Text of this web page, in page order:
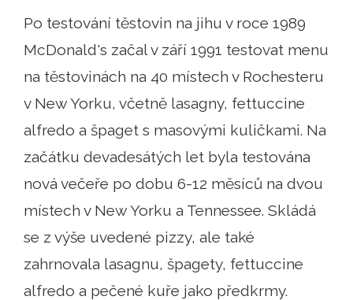
Po testování těstovin na jihu v roce 1989
McDonald's začal v září 1991 testovat menu
na těstovinách na 40 místech v Rochesteru
v New Yorku, včetně lasagny, fettuccine
alfredo a špaget s masovými kuličkami. Na
začátku devadesátých let byla testována
nová večeře po dobu 6-12 měsíců na dvou
místech v New Yorku a Tennessee. Skládá
se z výše uvedené pizzy, ale také
zahrnovala lasagnu, špagety, fettuccine
alfredo a pečené kuře jako předkrmy.